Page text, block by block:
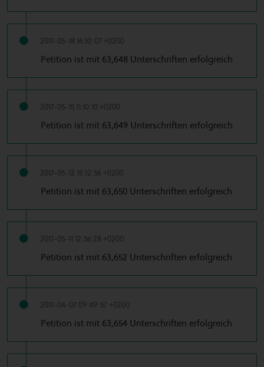
2017-05-18 16:10:07 +0200
Petition ist mit 63,648 Unterschriften erfolgreich
2017-05-15 11:10:10 +0200
Petition ist mit 63,649 Unterschriften erfolgreich
2017-05-12 15:12:56 +0200
Petition ist mit 63,650 Unterschriften erfolgreich
2017-05-11 12:56:28 +0200
Petition ist mit 63,652 Unterschriften erfolgreich
2017-04-07 09:49:57 +0200
Petition ist mit 63,654 Unterschriften erfolgreich